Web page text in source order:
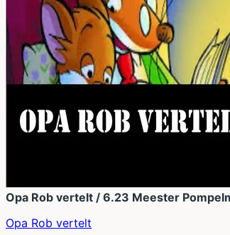
Opa Rob vertelt / 6.23 Meester
Opa Rob vertelt